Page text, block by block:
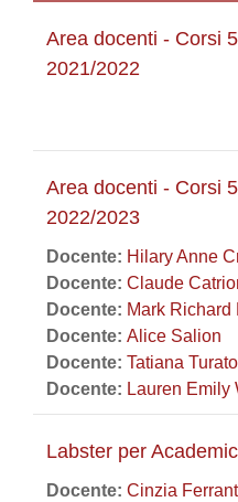
Area docenti - Corsi
2021/2022
Area docenti - Corsi
2022/2023
Docente: Hilary Anne
Docente: Claude
Docente: Mark Richard
Docente: Alice Salion
Docente: Tatiana Turato
Docente: Lauren Emily
Labster per
Docente: Cinzia